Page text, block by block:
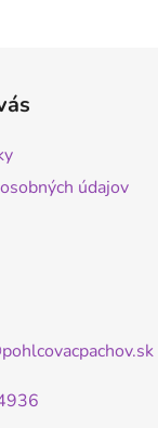
údajov
pohlcovacpachov.sk